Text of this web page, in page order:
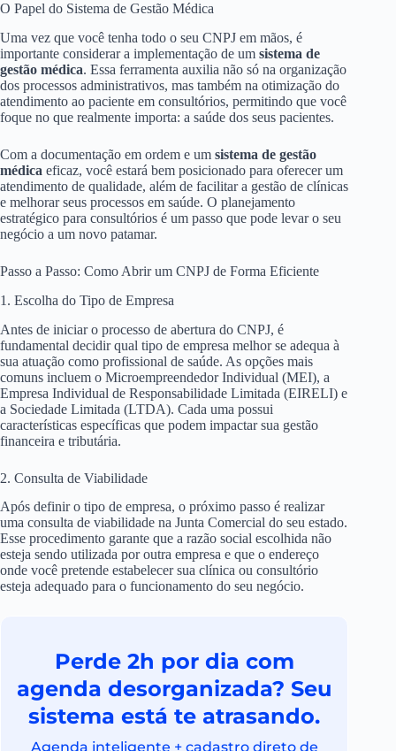
O Papel do Sistema de Gestão Médica
Uma vez que você tenha todo o seu CNPJ em mãos, é
importante considerar a implementação de um sistema de
gestão médica. Essa ferramenta auxilia não só na organização
dos processos administrativos, mas também na otimização do
atendimento ao paciente em consultórios, permitindo que você
foque no que realmente importa: a saúde dos seus pacientes.
Com a documentação em ordem e um sistema de gestão
médica eficaz, você estará bem posicionado para oferecer um
atendimento de qualidade, além de facilitar a gestão de clínicas
e melhorar seus processos em saúde. O planejamento
estratégico para consultórios é um passo que pode levar o seu
negócio a um novo patamar.
Passo a Passo: Como Abrir um CNPJ de Forma Eficiente
1. Escolha do Tipo de Empresa
Antes de iniciar o processo de abertura do CNPJ, é
fundamental decidir qual tipo de empresa melhor se adequa à
sua atuação como profissional de saúde. As opções mais
comuns incluem o Microempreendedor Individual (MEI), a
Empresa Individual de Responsabilidade Limitada (EIRELI) e
a Sociedade Limitada (LTDA). Cada uma possui
características específicas que podem impactar sua gestão
financeira e tributária.
2. Consulta de Viabilidade
Após definir o tipo de empresa, o próximo passo é realizar
uma consulta de viabilidade na Junta Comercial do seu estado.
Esse procedimento garante que a razão social escolhida não
esteja sendo utilizada por outra empresa e que o endereço
onde você pretende estabelecer sua clínica ou consultório
esteja adequado para o funcionamento do seu negócio.
Perde 2h por dia com
agenda desorganizada? Seu
sistema está te atrasando.
Agenda inteligente + cadastro direto de